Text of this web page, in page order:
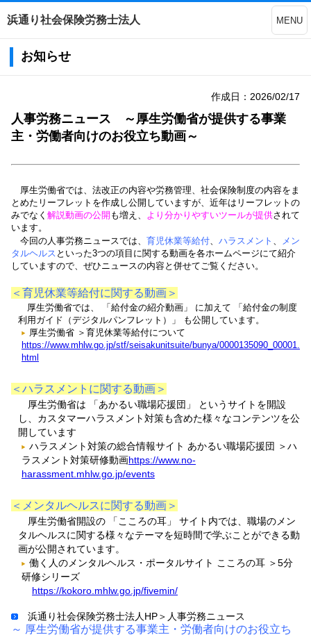
浜通り社会保険労務士法人 MENU
お知らせ
作成日：2026/02/17
人事労務ニュース ～厚生労働省が提供する事業
主・労働者向けのお役立ち動画～
厚生労働省では、法改正の内容や労務管理、社会保険制度の内容をま
とめたリーフレットを作成し公開していますが、近年はリーフレットの
みでなく 解説動画の公開 も増え、 より分かりやすいツールが提供されて
います。
今回の人事労務ニュースでは、 育児休業等給付、 ハラスメント 、
メン
タルヘルス といった3つの項目に関する動画を各ホームページにて紹介
していますので、ぜひニュースの内容と併せてご覧ください。
＜育児休業等給付に関する動画＞
厚生労働省では、 「給付金の紹介動画」 に加えて 「給付金の制度
利用ガイド（デジタルパンフレット）」 も公開しています。
厚生労働省 ＞育児休業等給付について
https://www.mhlw.go.jp/stf/seisakunitsuite/bunya/0000135090_00001.
html
＜ハラスメントに関する動画＞
厚生労働省は 「あかるい職場応援団」 というサイトを開設
し、カスタマーハラスメント対策も含めた様々なコンテンツを公
開しています
ハラスメント対策の総合情報サイト あかるい職場応援団 ＞ハ
ラスメント対策研修動画https://www.no-
harassment.mhlw.go.jp/events
＜メンタルヘルスに関する動画＞
厚生労働省開設の 「こころの耳」 サイト内では、職場のメン
タルヘルスに関する様々なテーマを短時間で学ぶことができる動
画が公開されています。
働く人のメンタルヘルス・ポータルサイト こころの耳 ＞5分
研修シリーズ
https://kokoro.mhlw.go.jp/fivemin/
浜通り社会保険労務士法人HP＞人事労務ニュース
～ 厚生労働省が提供する事業主・労働者向けのお役立ち